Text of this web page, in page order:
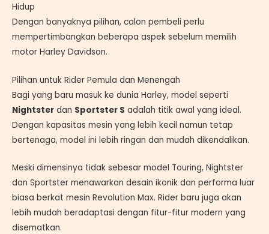
Hidup
Dengan banyaknya pilihan, calon pembeli perlu
mempertimbangkan beberapa aspek sebelum memilih
motor Harley Davidson.
Pilihan untuk Rider Pemula dan Menengah
Bagi yang baru masuk ke dunia Harley, model seperti
Nightster dan Sportster S adalah titik awal yang ideal.
Dengan kapasitas mesin yang lebih kecil namun tetap
bertenaga, model ini lebih ringan dan mudah dikendalikan.
Meski dimensinya tidak sebesar model Touring, Nightster
dan Sportster menawarkan desain ikonik dan performa luar
biasa berkat mesin Revolution Max. Rider baru juga akan
lebih mudah beradaptasi dengan fitur-fitur modern yang
disematkan.